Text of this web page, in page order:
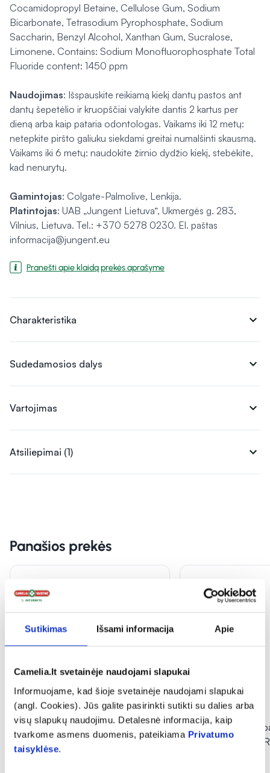
Sutikimas Išsami informacija Apie
Camelia.lt svetainėje naudojami slapukai
Informuojame, kad šioje svetainėje naudojami slapukai
(angl. Cookies). Jūs galite pasirinkti sutikti su dalies arba
visų slapukų naudojimu. Detalesnė informacija, kaip
tvarkome asmens duomenis, pateikiama Privatumo
taisyklėse.
Cocamidopropyl Betaine, Cellulose Gum, Sodium
Bicarbonate, Tetrasodium Pyrophosphate, Sodium
Saccharin, Benzyl Alcohol, Xanthan Gum, Sucralose,
Limonene. Contains: Sodium Monofluorophosphate Total
Fluoride content: 1450 ppm
Naudojimas: Išspauskite reikiamą kiekį dantų pastos ant
dantų šepetėlio ir kruopščiai valykite dantis 2 kartus per
dieną arba kaip pataria odontologas. Vaikams iki 12 metų:
netepkite piršto galiuku siekdami greitai numalšinti skausmą.
Vaikams iki 6 metų: naudokite žirnio dydžio kiekį, stebėkite,
kad nenurytų.
Gamintojas: Colgate-Palmolive, Lenkija.
Platintojas: UAB „Jungent Lietuva“, Ukmergės g. 283,
Vilnius, Lietuva. Tel.: +370 5278 0230. El. paštas
informacija@jungent.eu
Pranešti apie klaidą prekės aprašyme
Charakteristika expand_more
Sudedamosios dalys expand_more
Vartojimas expand_more
Atsiliepimai (1) expand_more
Panašios prekės
NORDICS dantų pasta
COMPLETE PRO, 75 ml
NORDICS dantų
SENSITIVE